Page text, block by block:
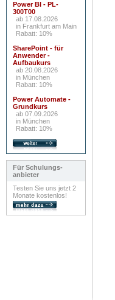
Power BI - PL-
300T00
ab 17.08.2026
in Frankfurt am Main
Rabatt: 10%
SharePoint - für
Anwender -
Aufbaukurs
ab 20.08.2026
in München
Rabatt: 10%
Power Automate -
Grundkurs
ab 07.09.2026
in München
Rabatt: 10%
Für Schulungs-
anbieter
Testen Sie uns jetzt 2
Monate kostenlos!